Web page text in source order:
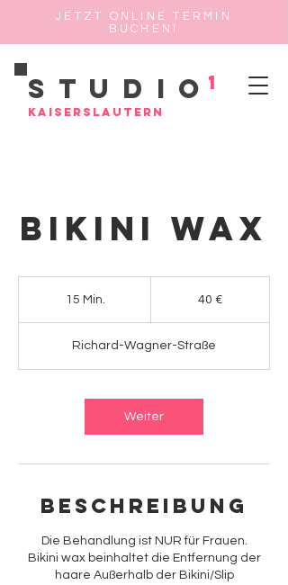
JETZT ONLINE TERMIN
BUCHEN!
Studio
Kaiserslautern
1
Bikini Wax
15 Min.
i
n
40 €
Richard-Wagner-Straße
Weiter
Beschreibung
Die Behandlung ist NUR für Frauen.
Bikini wax beinhaltet die Entfernung der
haare Außerhalb der Bikini/Slip